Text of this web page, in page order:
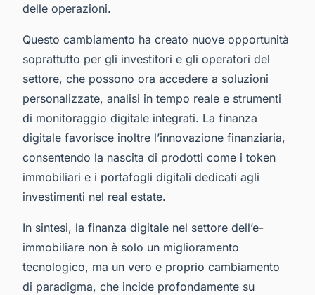
delle operazioni.
Questo cambiamento ha creato nuove opportunità
soprattutto per gli investitori e gli operatori del
settore, che possono ora accedere a soluzioni
personalizzate, analisi in tempo reale e strumenti
di monitoraggio digitale integrati. La finanza
digitale favorisce inoltre l’innovazione finanziaria,
consentendo la nascita di prodotti come i token
immobiliari e i portafogli digitali dedicati agli
investimenti nel real estate.
In sintesi, la finanza digitale nel settore dell’e-
immobiliare non è solo un miglioramento
tecnologico, ma un vero e proprio cambiamento
di paradigma, che incide profondamente su